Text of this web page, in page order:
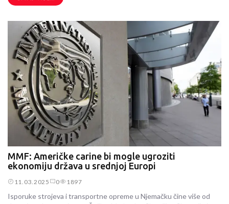
MMF: Američke carine bi mogle ugroziti
ekonomiju država u srednjoj Europi
11.03.2025 0 1897
Isporuke strojeva i transportne opreme u Njemačku čine više od